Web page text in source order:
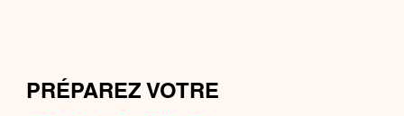
PRÉPAREZ VOTRE